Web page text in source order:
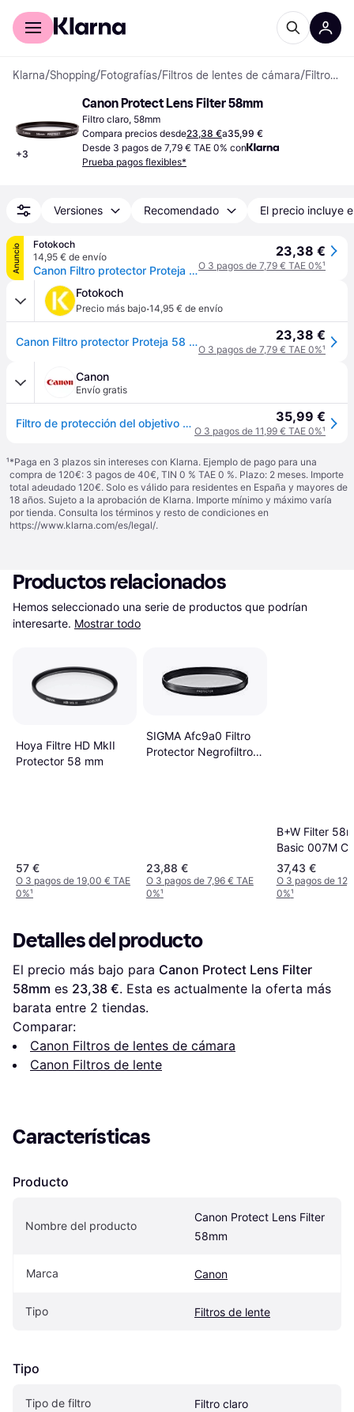
Comprar con Klarna
Klarna/Shopping/Fotografías/Filtros de lentes de cámara/ Filtros de lente
+3
Canon Protect Lens Filter 58mm
Filtro claro, 58mm
Compara precios desde23,38 €a35,99 €
Desde 3 pagos de 7,79 € TAE 0% con
Prueba pagos flexibles*
Versiones Recomendado El precio incluye
Anuncio
Fotokoch
14,95 € de envío
Canon Filtro protector Proteja 58 mm
23,38 €
O 3 pagos de 7,79 € TAE 0%¹
Fotokoch
Precio más bajo·14,95 € de envío
Canon Filtro protector Proteja 58 mm 23,38 €
O 3 pagos de 7,79 € TAE 0%¹
Canon
Envío gratis
Filtro de protección del objetivo Canon 58mm 35,99 €
O 3 pagos de 11,99 € TAE 0%¹
¹*Paga en 3 plazos sin intereses con Klarna. Ejemplo de pago para una
compra de 120€: 3 pagos de 40€, TIN 0 % TAE 0 %. Plazo: 2 meses. Importe
total adeudado 120€. Solo es válido para residentes en España y mayores de
18 años. Sujeto a la aprobación de Klarna. Importe mínimo y máximo varía
por tienda. Consulta los términos y resto de condiciones en
https://www.klarna.com/es/legal/.
Productos relacionados
Hemos seleccionado una serie de productos que podrían
interesarte. Mostrar todo
Hoya Filtre HD MkII
Protector 58 mm
57 €
O 3 pagos de 19,00 € TAE
0%¹
SIGMA Afc9a0 Filtro
Protector Negrofiltro
23,88 €
O 3 pagos de 7,96 € TAE
0%¹
B+W Filter
Basic 007M
MRC
37,43 €
O 3 pagos de
0%¹
Detalles del producto
El precio más bajo para Canon Protect Lens Filter
58mm es 23,38 €. Esta es actualmente la oferta más
barata entre 2 tiendas.
Comparar:
Canon Filtros de lentes de cámara
Canon Filtros de lente
Características
Producto
Nombre del producto
Canon Protect Lens Filter
58mm
Marca Canon
Tipo Filtros de lente
Tipo
Tipo de filtro Filtro claro